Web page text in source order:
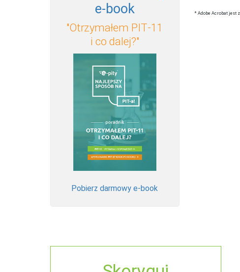
e‑book
"Otrzymałem PIT‑11
i co dalej?"
Pobierz darmowy e-book
* Adobe Acrobat jest